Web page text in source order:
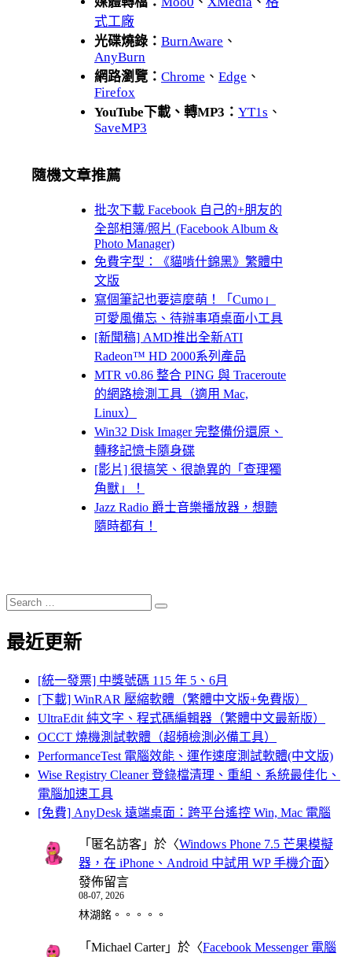
式工廠
光碟燒錄： BurnAware 、
AnyBurn
網路瀏覽： Chrome 、 Edge 、
Firefox
YouTube下載、轉MP3： YT1s 、
SaveMP3
隨機文章推薦
批次下載 Facebook 自己的+朋友的
全部相簿/照片 (Facebook Album &
Photo Manager)
免費字型：《貓啃什錦黑》繁體中
文版
寫個筆記也要這麼萌！「Cumo」
可愛風備忘、待辦事項桌面小工具
[新聞稿] AMD推出全新ATI
Radeon™ HD 2000系列產品
MTR v0.86 整合 PING 與 Traceroute
的網路檢測工具（適用 Mac,
Linux）
Win32 Disk Imager 完整備份還原、
轉移記憶卡隨身碟
[影片] 很搞笑、很詭異的「查理獨
角獸」！
Jazz Radio 爵士音樂播放器，想聽
隨時都有！
Search
for:
Search
最近更新
[統一發票] 中獎號碼 115 年 5、6月
[下載] WinRAR 壓縮軟體（繁體中文版+免費版）
UltraEdit 純文字、程式碼編輯器（繁體中文最新版）
OCCT 燒機測試軟體（超頻檢測必備工具）
PerformanceTest 電腦效能、運作速度測試軟體(中文版)
Wise Registry Cleaner 登錄檔清理、重組、系統最佳化、
電腦加速工具
[免費] AnyDesk 遠端桌面：跨平台遙控 Win, Mac 電腦
「 匿名訪客 」於〈Windows Phone 7.5 芒果模擬
器，在 iPhone、Android 中試用 WP 手機介面〉
發佈留言
08-07, 2026
林湖銘。。。。。
「 Michael Carter」於〈Facebook Messenger 電腦